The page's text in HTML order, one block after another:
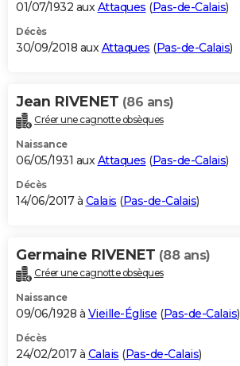
01/07/1932 auxAttaques (Pas-de-Calais)
Décès
30/09/2018 auxAttaques (Pas-de-Calais)
Jean RIVENET (86 ans)
Créer une cagnotte obsèques
Naissance
06/05/1931 auxAttaques (Pas-de-Calais)
Décès
14/06/2017 à Calais (Pas-de-Calais)
Germaine RIVENET (88 ans)
Créer une cagnotte obsèques
Naissance
09/06/1928 à Vieille-Église (Pas-de-Calais)
Décès
24/02/2017 à Calais (Pas-de-Calais)